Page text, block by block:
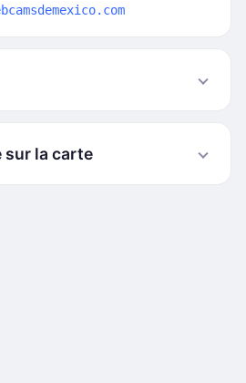
sur la carte